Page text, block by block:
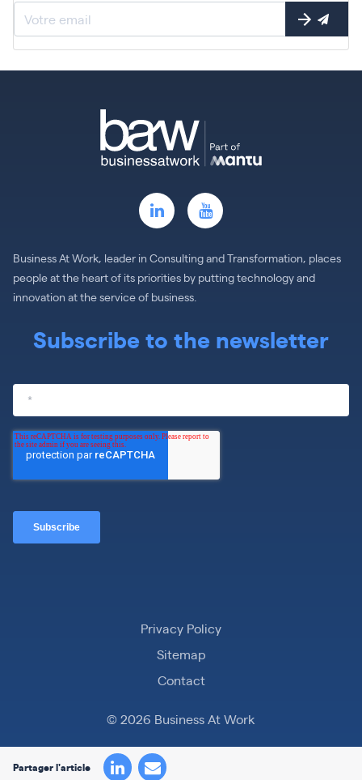
Business At Work, leader in Consulting and Transformation, places
people at the heart of its priorities by putting technology and
innovation at the service of business.
Subscribe to the newsletter
Privacy Policy
Sitemap
Contact
© 2026 Business At Work
Partager l'article